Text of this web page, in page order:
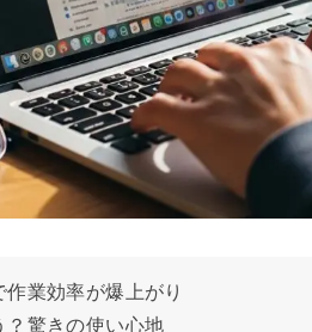
業効率が爆上がり
？驚きの使い心地